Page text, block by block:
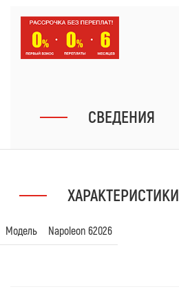
СВЕДЕНИЯ
ХАРАКТЕРИСТИКИ
Модель Napoleon 62026